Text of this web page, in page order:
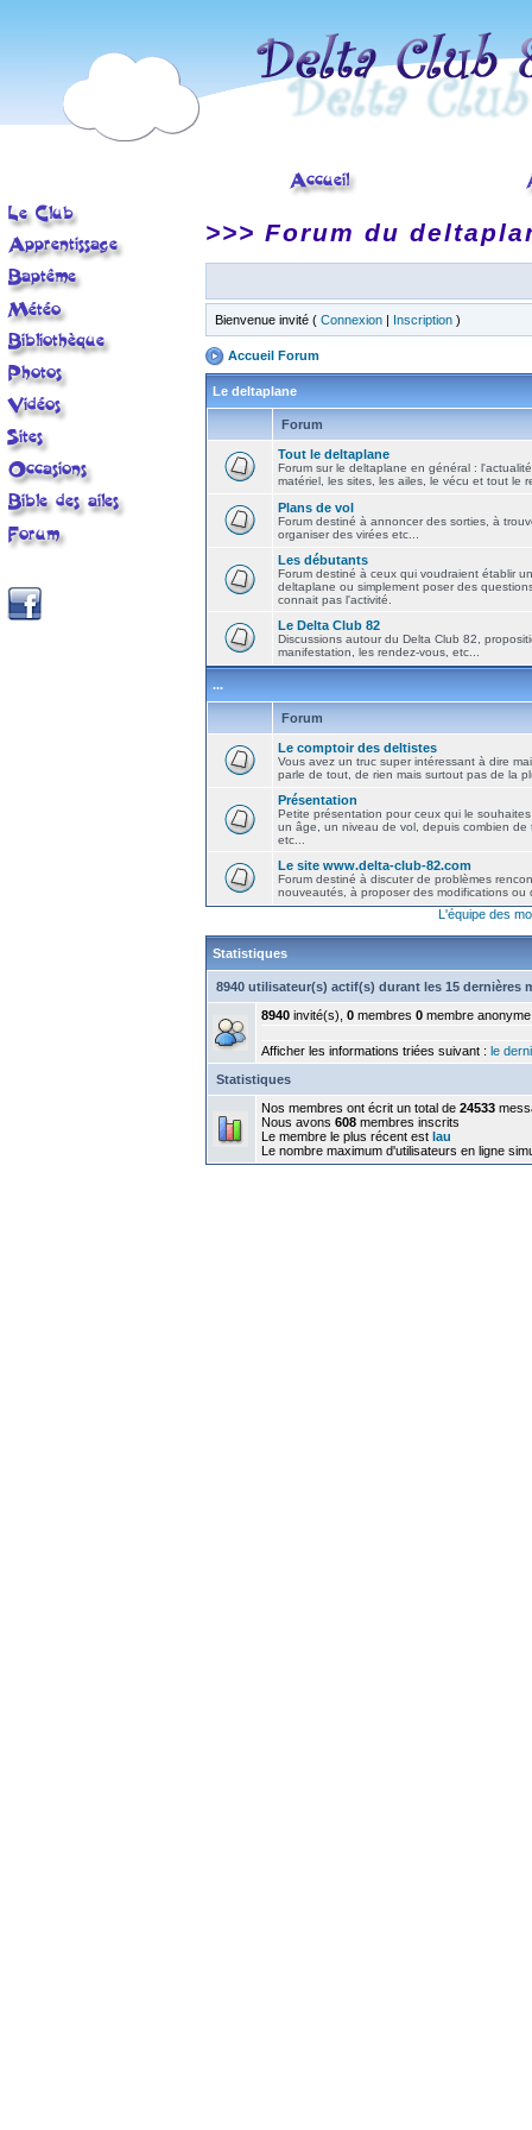
>>> Forum du
Bienvenue invité ( Connexion | Inscription )
Accueil Forum
Le deltaplane
Forum
Tout le deltaplane
Forum sur le deltaplane en général :
matériel, les sites, les ailes, le vécu et tout le
Plans de vol
Forum destiné à annoncer des sorties, à
organiser des virées etc...
Les débutants
Forum destiné à ceux qui voudraient établir
deltaplane ou simplement poser des
connait pas l'activité.
Le Delta Club 82
Discussions autour du Delta Club 82,
manifestation, les rendez-vous, etc...
...
Forum
Le comptoir des deltistes
Vous avez un truc super intéressant à dire
parle de tout, de rien mais surtout pas de la
Présentation
Petite présentation pour ceux qui le
un âge, un niveau de vol, depuis combien de
etc...
Le site www.delta-club-82.com
Forum destiné à discuter de problèmes
nouveautés, à proposer des modifications ou
L'équipe des
Statistiques
8940 utilisateur(s) actif(s) durant les 15 dernières
8940 invité(s), 0 membres 0 membre anonyme
Afficher les informations triées suivant : le
Statistiques
Nos membres ont écrit un total de 24533
Nous avons 608 membres inscrits
Le membre le plus récent est lau
Le nombre maximum d'utilisateurs en ligne